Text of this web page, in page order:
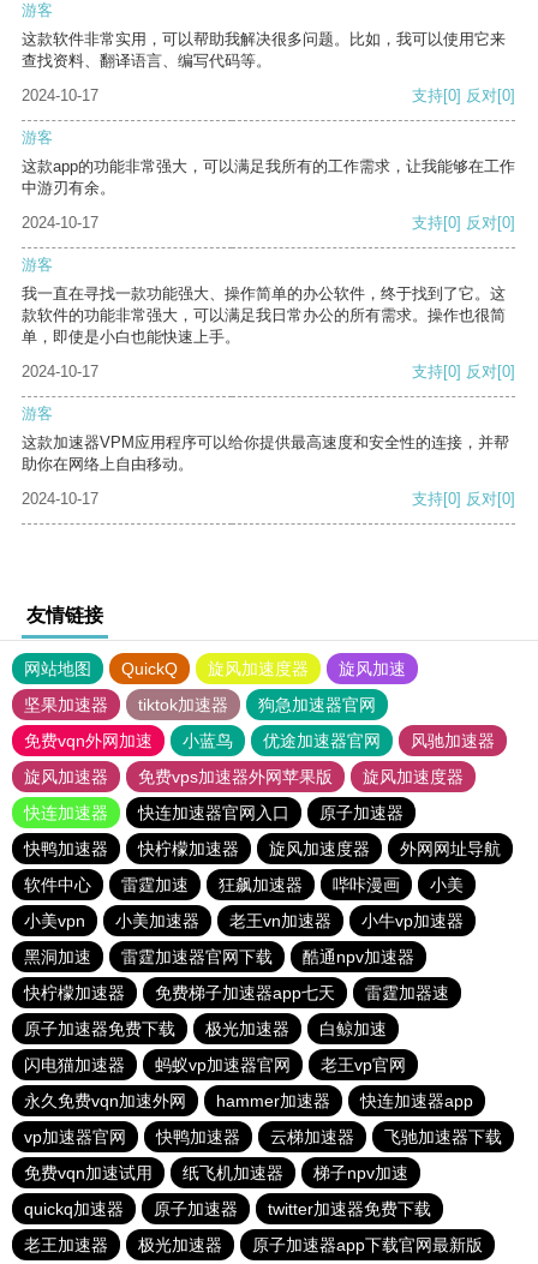
游客
这款软件非常实用，可以帮助我解决很多问题。比如，我可以使用它来
查找资料、翻译语言、编写代码等。
2024-10-17
支持[0] 反对[0]
游客
这款app的功能非常强大，可以满足我所有的工作需求，让我能够在工作
中游刃有余。
2024-10-17
支持[0] 反对[0]
游客
我一直在寻找一款功能强大、操作简单的办公软件，终于找到了它。这
款软件的功能非常强大，可以满足我日常办公的所有需求。操作也很简
单，即使是小白也能快速上手。
2024-10-17
支持[0] 反对[0]
游客
这款加速器VPM应用程序可以给你提供最高速度和安全性的连接，并帮
助你在网络上自由移动。
2024-10-17
支持[0] 反对[0]
友情链接
网站地图 QuickQ 旋风加速度器
旋风加速
坚果加速器
tiktok加速器
狗急加速器官网
免费vqn外网加速
小蓝鸟 优途加速器官网
风驰加速器
旋风加速器
免费vps加速器外网苹果版
旋风加速度器
快连加速器
快连加速器官网入口
原子加速器
快鸭加速器
快柠檬加速器 旋风加速度器
外网网址导航
软件中心
雷霆加速 狂飙加速器 哔咔漫画
小美
小美vpn
小美加速器 老王vn加速器
小牛vp加速器
黑洞加速
雷霆加速器官网下载
酷通npv加速器
快柠檬加速器
免费梯子加速器app七天
雷霆加器速
原子加速器免费下载
极光加速器
白鲸加速
闪电猫加速器
蚂蚁vp加速器官网
老王vp官网
永久免费vqn加速外网
hammer加速器
快连加速器app
vp加速器官网
快鸭加速器 云梯加速器
飞驰加速器下载
免费vqn加速试用
纸飞机加速器
梯子npv加速
quickq加速器
原子加速器
twitter加速器免费下载
老王加速器
极光加速器 原子加速器app下载官网最新版